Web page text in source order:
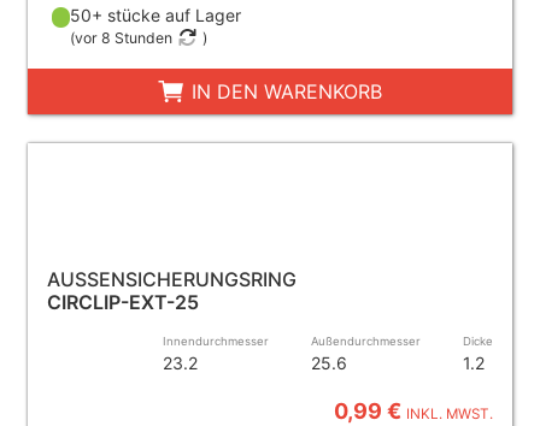
50+ stücke auf Lager
(vor 8 Stunden )
IN DEN WARENKORB
AUSSENSICHERUNGSRING
CIRCLIP-EXT-25
Innendurchmesser
23.2
Außendurchmesser
25.6
Dicke
1.2
0,99 € INKL. MWST.